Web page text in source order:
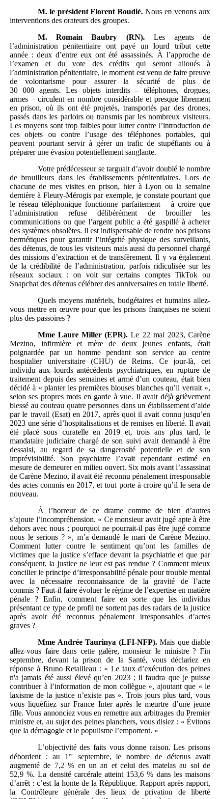
M. le président Florent Boudié. Nous en venons aux
interventions des orateurs des groupes.
M.
Romain Baubry (RN).Les agents de
l’administration pénitentiaire ont payé un lourd tribut cette
année : deux d’entre eux ont été assassinés. À l’approche de
l’examen et du vote des crédits qui seront alloués à
l’administration pénitentiaire, le moment est venu de faire preuve
de volontarisme pour assurer la sécurité de plus de
30 000 agents. Les objets interdits – téléphones, drogues,
armes – circulent en nombre considérable et presque librement
en prison, où ils ont été projetés, transportés par des drones,
passés dans les parloirs ou transmis par les nombreux visiteurs.
Les moyens sont trop faibles pour lutter contre l’introduction de
ces objets ou contre l’usage des téléphones portables, qui
peuvent pourtant servir à gérer un trafic de stupéfiants ou à
préparer une évasion potentiellement sanglante.
Votre prédécesseur se targuait d’avoir doublé le nombre
de brouilleurs dans les établissements pénitentiaires. Lors de
chacune de mes visites en prison, hier à Lyon ou la semaine
dernière à Fleury-Mérogis par exemple, je constate pourtant que
le réseau téléphonique fonctionne parfaitement – à croire que
l’administration refuse délibérément de brouiller les
communications ou que l’argent public a été gaspillé à acheter
des systèmes obsolètes. Il est indispensable de rendre nos prisons
hermétiques pour garantir l’intégrité physique des surveillants,
des détenus, de tous les visiteurs mais aussi du personnel chargé
des missions d’extraction et de transfèrement. Il y va également
de la crédibilité de l’administration, parfois ridiculisée sur les
réseaux sociaux : on voit sur certains comptes TikTok ou
Snapchat des détenus célébrer des anniversaires en totale liberté.
Quels moyens matériels, budgétaires et humains allez-
vous mettre en œuvre pour que les prisons françaises ne soient
plus des passoires ?
Mme Laure Miller (EPR). Le 22 mai 2023, Carène
Mezino, infirmière et mère de deux jeunes enfants, était
poignardée par un homme pendant son service au centre
hospitalier universitaire (CHU) de Reims. Ce jour-là, cet
individu aux lourds antécédents psychiatriques, en rupture de
traitement depuis des semaines et armé d’un couteau, était bien
décidé à « planter les premières blouses blanches qu’il verrait »,
selon ses propres mots en garde à vue. Il avait déjà grièvement
blessé au couteau quatre personnes dans un établissement d’aide
par le travail (Esat) en 2017, après quoi il avait connu jusqu’en
2023 une série d’hospitalisations et de remises en liberté. Il avait
été placé sous curatelle en 2019 et, trois ans plus tard, le
mandataire judiciaire chargé de son suivi avait demandé à être
dessaisi, au regard de sa dangerosité potentielle et de son
imprévisibilité. Son psychiatre l’avait cependant estimé en
mesure de demeurer en milieu ouvert. Six mois avant l’assassinat
de Carène Mezino, il avait été reconnu pénalement irresponsable
des actes commis en 2017, et tout porte à croire qu’il le sera de
nouveau.
À l’horreur de ce drame comme de bien d’autres
s’ajoute l’incompréhension. « Ce monsieur avait jugé apte à être
dehors avec nous ; pourquoi ne pourrait-il pas être jugé comme
nous le serions ? », m’a demandé le mari de Carène Mezino.
Comment lutter contre le sentiment qu’ont les familles de
victimes que la justice s’efface devant la psychiatrie et que par
conséquent, la justice ne leur est pas rendue ? Comment mieux
concilier le principe d’irresponsabilité pénale pour trouble mental
avec la nécessaire reconnaissance de la gravité de l’acte
commis ? Faut-il faire évoluer le régime de l’expertise en matière
pénale ? Enfin, comment faire en sorte que les individus
présentant ce type de profil ne sortent pas des radars de la justice
après avoir été reconnus pénalement irresponsables d’actes
graves ?
Mme Andrée Taurinya (LFI-NFP).Mais que diable
allez-vous faire dans cette galère, monsieur le ministre ? Fin
septembre, devant la prison de la Santé, vous déclariez en
réponse à Bruno Retailleau : « Le taux d’exécution des peines
n'a jamais été aussi élevé qu’en 2023 ; il faudra que je puisse
contribuer à l’information de mon collègue », ajoutant que « le
laxisme de la justice n’existe pas ». Trois jours plus tard, vous
vous liquéfiiez sur France Inter après le meurtre d’une jeune
fille. Vous annonciez vous en remettre aux arbitrages du Premier
ministre et, au sujet des peines planchers, vous disiez : « Évitons
que la démagogie et le populisme l’emportent. »
L’objectivité des faits vous donne raison. Les prisons
débordent : au 1 erseptembre, le nombre de détenus avait
augmenté de 7,2 % en un an et celui des matelas au sol de
52,9 %. La densité carcérale atteint 153,6 % dans les maisons
d’arrêt : c’est la honte de la République. Rapport après rapport,
la Contrôleure générale des lieux de privation de liberté